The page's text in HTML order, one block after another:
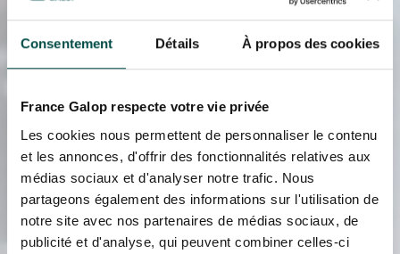
Consentement Détails À propos des cookies
France Galop respecte votre vie privée
Les cookies nous permettent de personnaliser le contenu
et les annonces, d'offrir des fonctionnalités relatives aux
médias sociaux et d'analyser notre trafic. Nous
partageons également des informations sur l'utilisation de
notre site avec nos partenaires de médias sociaux, de
publicité et d'analyse, qui peuvent combiner celles-ci